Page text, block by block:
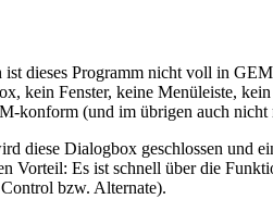
dieses Programm nicht voll in
kein Fenster, keine Menüleiste,
konform (und im übrigen auch nicht
diese Dialogbox geschlossen und
Vorteil: Es ist schnell über die
bzw. Alternate).